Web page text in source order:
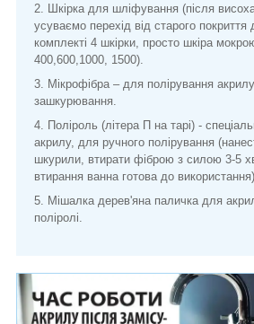
2. Шкірка для шліфування (після
усуваємо перехід від старого покриття
комплекті 4 шкірки, просто шкіра
400,600,1000, 1500).
3. Мікрофібра – для полірування
зашкурювання.
4. Поліроль (літера П на тарі) -
акрилу, для ручного полірування
шкурили, втирати фіброю з силою 3-5
втирання ванна готова до
5. Мішалка дерев'яна паличка для
поліролі.